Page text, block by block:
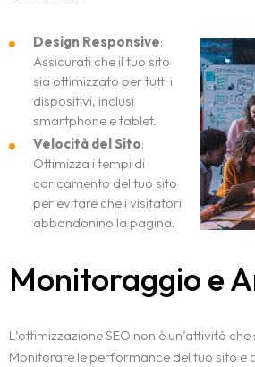
Home
Chi Sono
PERCHÉ SCEGLIERMI
CREATIVITÀ DIGITALE
IDEE E PROGETTI
Soluzioni
SITI WEB
LANDING PAGES
FAQ
Notizie e novità
Design Responsive:
Assicurati che il tuo sito
sia ottimizzato per tutti i
dispositivi, inclusi
smartphone e tablet.
Velocità del Sito:
Ottimizza i tempi di
caricamento del tuo sito
per evitare che i visitatori
abbandonino la pagina.
Monitoraggio e
L’ottimizzazione SEO non è un’attività
Monitorare le performance del tuo sito e